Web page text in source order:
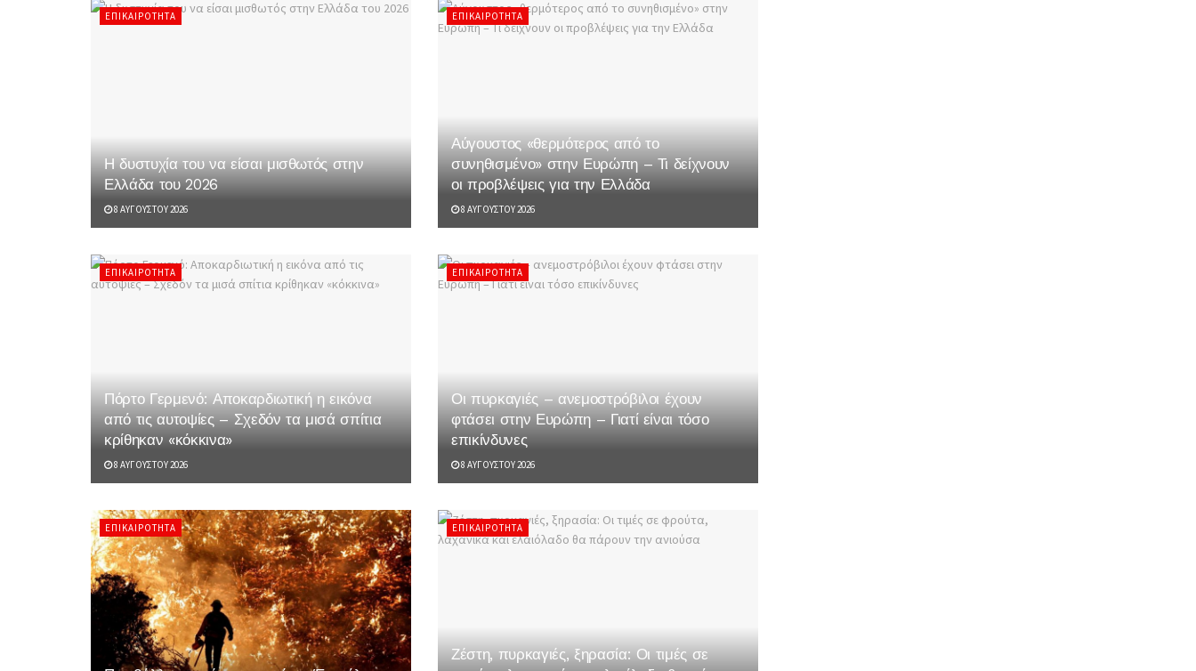
ΕΠΙΚΑΙΡΌΤΗΤΑ
Η δυστυχία του να είσαι μισθωτός στην
Ελλάδα του 2026
8 ΑΥΓΟΎΣΤΟΥ 2026
ΕΠΙΚΑΙΡΌΤΗΤΑ
Αύγουστος «θερμότερος από το
συνηθισμένο» στην Ευρώπη – Τι δείχνουν
οι προβλέψεις για την Ελλάδα
8 ΑΥΓΟΎΣΤΟΥ 2026
ΕΠΙΚΑΙΡΌΤΗΤΑ
Πόρτο Γερμενό: Αποκαρδιωτική η εικόνα
από τις αυτοψίες – Σχεδόν τα μισά σπίτια
κρίθηκαν «κόκκινα»
8 ΑΥΓΟΎΣΤΟΥ 2026
ΕΠΙΚΑΙΡΌΤΗΤΑ
Οι πυρκαγιές – ανεμοστρόβιλοι έχουν
φτάσει στην Ευρώπη – Γιατί είναι τόσο
επικίνδυνες
8 ΑΥΓΟΎΣΤΟΥ 2026
ΕΠΙΚΑΙΡΌΤΗΤΑ ΕΠΙΚΑΙΡΌΤΗΤΑ
Ζέστη, πυρκαγιές, ξηρασία: Οι τιμές σε